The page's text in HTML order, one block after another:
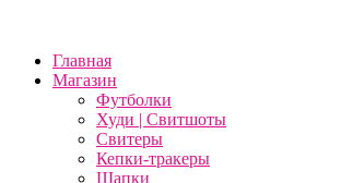
Главная
Магазин
Футболки
Худи | Свитшоты
Свитеры
Кепки-тракеры
Шапки